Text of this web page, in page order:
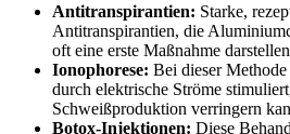
Antitranspirantien: Starke,
Antitranspirantien, die
‍oft eine erste Maßnahme
Ionophorese: Bei dieser​
durch elektrische Ströme
Schweißproduktion verringern
Botox-Injektionen: Diese